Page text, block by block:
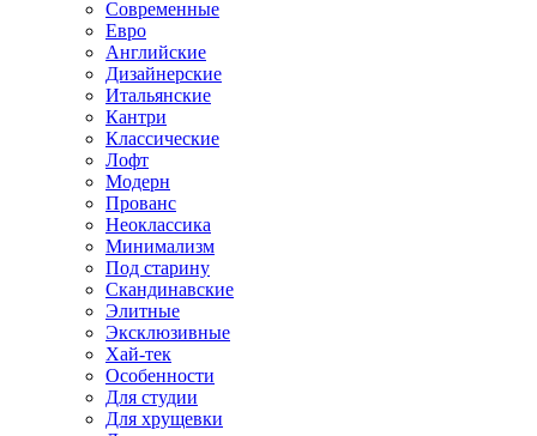
Современные
Евро
Английские
Дизайнерские
Итальянские
Кантри
Классические
Лофт
Модерн
Прованс
Неоклассика
Минимализм
Под старину
Скандинавские
Элитные
Эксклюзивные
Хай-тек
Особенности
Для студии
Для хрущевки